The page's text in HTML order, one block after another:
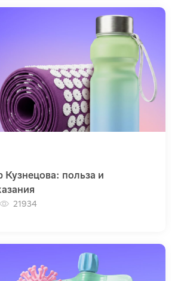
Кузнецова: польза и
21934